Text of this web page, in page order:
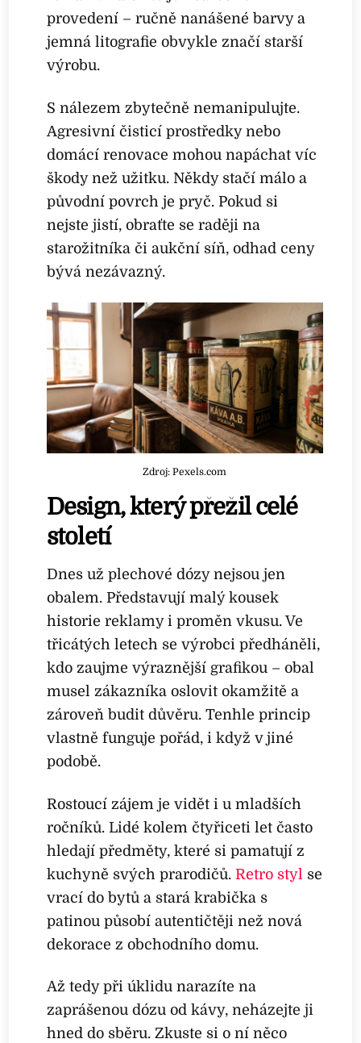
provedení – ručně nanášené barvy a
jemná litografie obvykle značí starší
výrobu.
S nálezem zbytečně nemanipulujte.
Agresivní čisticí prostředky nebo
domácí renovace mohou napáchat víc
škody než užitku. Někdy stačí málo a
původní povrch je pryč. Pokud si
nejste jistí, obraťte se raději na
starožitníka či aukční síň, odhad ceny
bývá nezávazný.
Zdroj: Pexels.com
Design, který přežil celé
století
Dnes už plechové dózy nejsou jen
obalem. Představují malý kousek
historie reklamy i proměn vkusu. Ve
třicátých letech se výrobci předháněli,
kdo zaujme výraznější grafikou – obal
musel zákazníka oslovit okamžitě a
zároveň budit důvěru. Tenhle princip
vlastně funguje pořád, i když v jiné
podobě.
Rostoucí zájem je vidět i u mladších
ročníků. Lidé kolem čtyřiceti let často
hledají předměty, které si pamatují z
kuchyně svých prarodičů.Retro styl se
vrací do bytů a stará krabička s
patinou působí autentičtěji než nová
dekorace z obchodního domu.
Až tedy při úklidu narazíte na
zaprášenou dózu od kávy, neházejte ji
hned do sběru. Zkuste si o ní něco